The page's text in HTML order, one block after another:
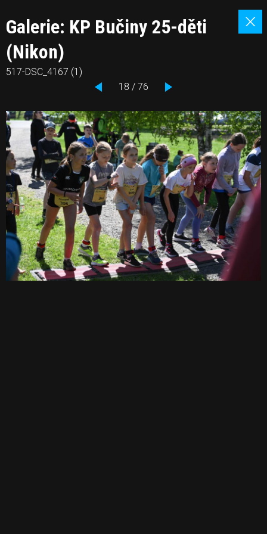
Galerie: KP Bučiny 25-děti
(Nikon)
517-DSC_4167 (1)
18 / 76